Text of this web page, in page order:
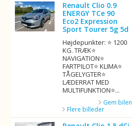
Renault Clio 0.9
ENERGY TCe 90
Eco2 Expression
Sport Tourer 5g 5d
Højdepunkter: ⭐ 1200
KG. TRÆK⭐
NAVIGATION⭐
FARTPILOT⭐ KLIMA⭐
TÅGELYGTER⭐
LÆDERRAT MED
MULTIFUNKTION⭐...
Gem bilen
Flere billeder